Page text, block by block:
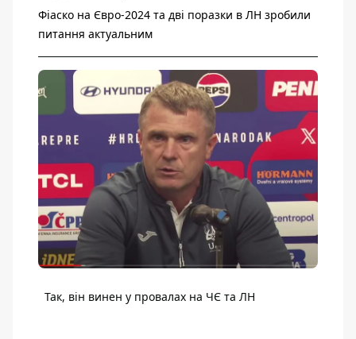
Фіаско на Євро-2024 та дві поразки в ЛН зробили
питання актуальним
Так, він винен у провалах на ЧЄ та ЛН